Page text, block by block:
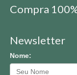
Compra
Newsletter
Nome: